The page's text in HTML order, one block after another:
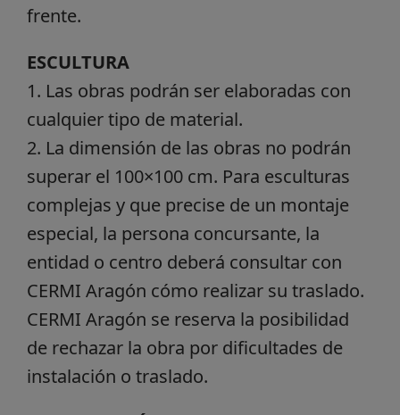
frente.
ESCULTURA
1. Las obras podrán ser elaboradas con
cualquier tipo de material.
2. La dimensión de las obras no podrán
superar el 100×100 cm. Para esculturas
complejas y que precise de un montaje
especial, la persona concursante, la
entidad o centro deberá consultar con
CERMI Aragón cómo realizar su traslado.
CERMI Aragón se reserva la posibilidad
de rechazar la obra por dificultades de
instalación o traslado.